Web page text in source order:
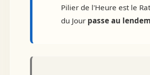
Pilier de l'Heure est le
du Jour passe au